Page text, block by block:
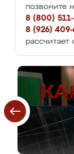
позвоните
8 (800)
8 (926) 409-
рассчитает